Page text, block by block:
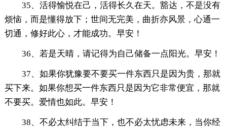
35、活得愉悦在己，活得长久在天。豁达，不是没有
烦恼，而是懂得放下；世间无完美，曲折亦风景，心通一
切通，修好此心，才能成功。早安！
36、若是天晴，请记得为自己储备一点阳光。早安！
37、如果你犹豫要不要买一件东西只是因为贵，那就
买下来。如果你想买一件东西只是因为它非常便宜，那就
不要买。爱情也如此。早安！
38、不必太纠结于当下，也不必太忧虑未来，当你经